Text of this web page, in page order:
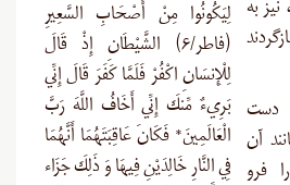
نیز به
دست
آن
فرو
لِيَكُونُوا مِنْ أَصْحَابِ السَّعِيرِ
(فاطر/۶) الشَّيْطَانِ إِذْ قَالَ
لِلْإِنسَانِ اكْفُرْ فَلَمَّا كَفَرَ قَالَ إِنِّي
بَرِيءٌ مِّنكَ إِنِّي أَخَافُ اللَّهَ رَبَّ
الْعَالَمِينَ* فَكَانَ عَاقِبَتَهُمَا أَنَّهُمَا
فِي النَّارِ خَالِدَيْنِ فِيهَا وَ ذَلِكَ جَزَاء